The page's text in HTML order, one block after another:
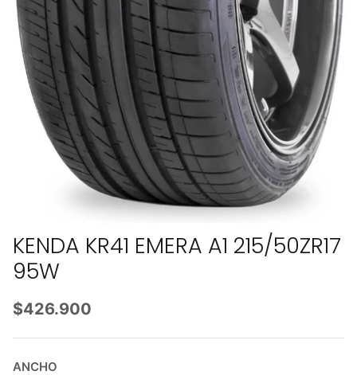
KENDA KR41 EMERA A1 215/50ZR17
95W
$426.900
ANCHO